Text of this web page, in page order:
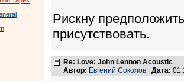
Рискну
присутствовать.
Re: Love: John Lennon Acoustic
Автор: Евгений Соколов Дата: